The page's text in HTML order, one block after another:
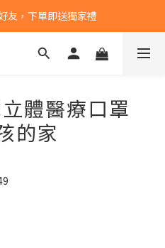
友，下單即送獨家禮
友，下單即送獨家禮
，本島免運
體醫療口罩
的家